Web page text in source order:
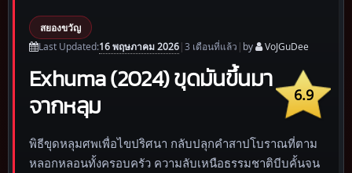
สยองขวัญ
Last Updated:16 พฤษภาคม 2026|3 เดือนที่แล้ว | by VoJGuDee
6.9
Exhuma (2024) ขุดมันขึ้นมา
จากหลุม
พิธีขุดหลุมศพเพื่อไขปริศนา กลับปลุกคำสาปโบราณที่ตาม
หลอกหลอนทั้งครอบครัว ความลับเหนือธรรมชาติบีบคั้นจน